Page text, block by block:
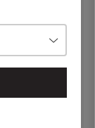
Gris, 6 cm -